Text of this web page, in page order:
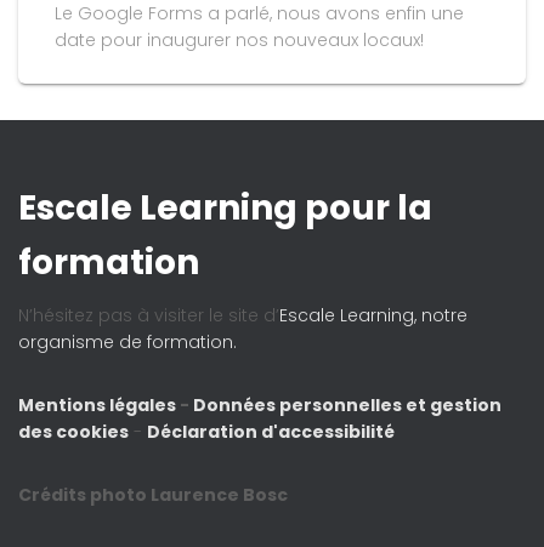
Le Google Forms a parlé, nous avons enfin une
date pour inaugurer nos nouveaux locaux!
Escale Learning pour la
formation
N’hésitez pas à visiter le site d’Escale Learning, notre
organisme de formation.
Mentions légales - Données personnelles et gestion
des cookies - Déclaration d'accessibilité
Crédits photo Laurence Bosc